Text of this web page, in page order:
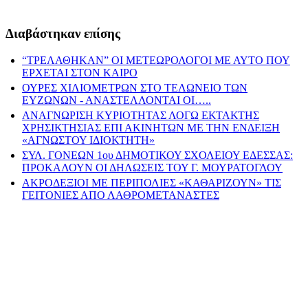
Διαβάστηκαν επίσης
“ΤΡΕΛΑΘΗΚΑΝ” ΟΙ ΜΕΤΕΩΡΟΛΟΓΟΙ ΜΕ ΑΥΤΟ ΠΟΥ
ΕΡΧΕΤΑΙ ΣΤΟΝ ΚΑΙΡΟ
ΟΥΡΕΣ ΧΙΛΙΟΜΕΤΡΩΝ ΣΤΟ ΤΕΛΩΝΕΙΟ ΤΩΝ
ΕΥΖΩΝΩΝ - ΑΝΑΣΤΕΛΛΟΝΤΑΙ ΟΙ…..
ΑΝΑΓΝΩΡΙΣΗ ΚΥΡΙΟΤΗΤΑΣ ΛΟΓΩ ΕΚΤΑΚΤΗΣ
ΧΡΗΣΙΚΤΗΣΙΑΣ ΕΠΙ ΑΚΙΝΗΤΩΝ ΜΕ ΤΗΝ ΕΝΔΕΙΞΗ
«ΑΓΝΩΣΤΟΥ ΙΔΙΟΚΤΗΤΗ»
ΣΥΛ. ΓΟΝΕΩΝ 1ου ΔΗΜΟΤΙΚΟΥ ΣΧΟΛΕΙΟΥ ΕΔΕΣΣΑΣ:
ΠΡΟΚΑΛΟΥΝ ΟΙ ΔΗΛΩΣΕΙΣ ΤΟΥ Γ. ΜΟΥΡΑΤΟΓΛΟΥ
ΑΚΡΟΔΕΞΙΟΙ ΜΕ ΠΕΡΙΠΟΛΙΕΣ «ΚΑΘΑΡΙΖΟΥΝ» ΤΙΣ
ΓΕΙΤΟΝΙΕΣ ΑΠΟ ΛΑΘΡΟΜΕΤΑΝΑΣΤΕΣ